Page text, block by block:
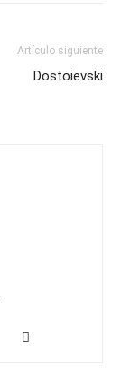
Artículo siguiente
Dostoievski